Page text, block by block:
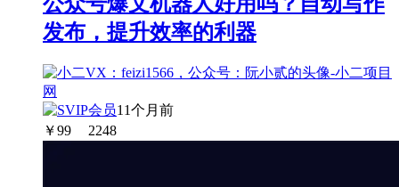
发布，提升效率的利器
11个月前
￥99 2248